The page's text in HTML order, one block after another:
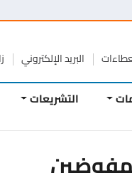
البريد الإلكتروني
التشريعات